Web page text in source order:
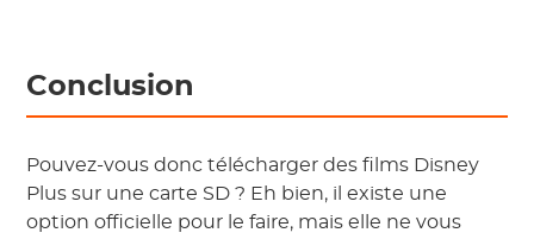
Conclusion
Pouvez-vous donc télécharger des films Disney
Plus sur une carte SD ? Eh bien, il existe une
option officielle pour le faire, mais elle ne vous